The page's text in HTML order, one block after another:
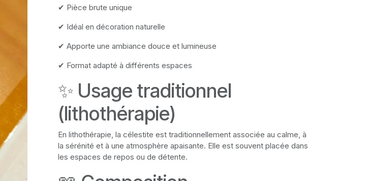
✔ Pièce brute unique
✔ Idéal en décoration naturelle
✔ Apporte une ambiance douce et lumineuse
✔ Format adapté à différents espaces
✨ Usage traditionnel
(lithothérapie)
En lithothérapie, la célestite est traditionnellement associée au calme, à
la sérénité et à une atmosphère apaisante. Elle est souvent placée dans
les espaces de repos ou de détente.